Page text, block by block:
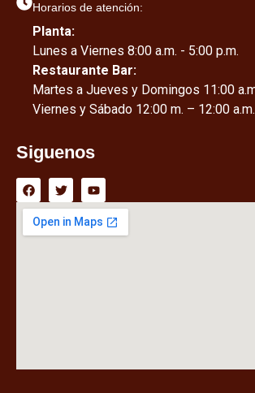
Horarios de atención:
Planta:
Lunes a Viernes 8:00 a.m. - 5:00 p.m.
Restaurante Bar:
Martes a Jueves y Domingos 11:00
Viernes y Sábado 12:00 m. – 12:00 a.m.
Siguenos